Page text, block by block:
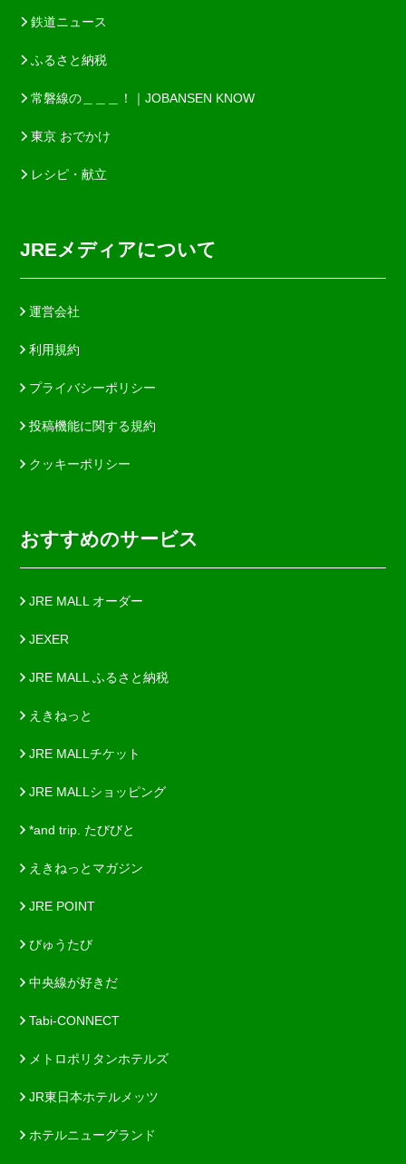
鉄道ニュース
ふるさと納税
常磐線の＿＿＿！｜JOBANSEN KNOW
東京 おでかけ
レシピ・献立
JREメディアについて
運営会社
利用規約
プライバシーポリシー
投稿機能に関する規約
クッキーポリシー
おすすめのサービス
JRE MALL オーダー
JEXER
JRE MALL ふるさと納税
えきねっと
JRE MALLチケット
JRE MALLショッピング
*and trip. たびびと
えきねっとマガジン
JRE POINT
びゅうたび
中央線が好きだ
Tabi-CONNECT
メトロポリタンホテルズ
JR東日本ホテルメッツ
ホテルニューグランド